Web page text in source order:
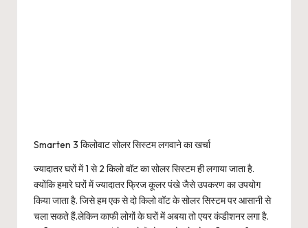
Smarten 3 किलोवाट सोलर सिस्टम लगवाने का खर्चा
ज्यादातर घरों में 1 से 2 किलो वॉट का सोलर सिस्टम ही लगाया जाता है.
क्योंकि हमारे घरों में ज्यादातर फ्रिज कूलर पंखे जैसे उपकरण का उपयोग
किया जाता है. जिसे हम एक से दो किलो वॉट के सोलर सिस्टम पर आसानी से
चला सकते हैं.लेकिन काफी लोगों के घरों में अबया तो एयर कंडीशनर लगा है.